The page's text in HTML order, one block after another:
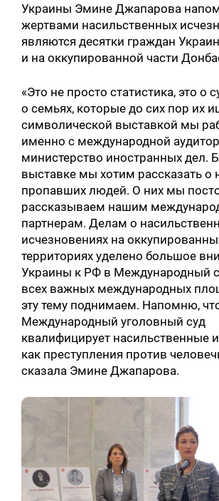
Украины Эмине Джапарова
жертвами насильственных
являются десятки граждан
и на оккупированной части
«Это не просто статистика, это о
о семьях, которые до сих пор их
символической выставкой мы
именно с международной
министерство иностранных дел.
выставке мы хотим рассказать о
пропавших людей. О них мы
рассказываем нашим
партнерам. Делам о
исчезновениях на
территориях уделено большое
Украины к РФ в Международный
всех важных международных
эту тему поднимаем. Напомню,
Международный уголовный суд
квалифицирует насильственные
как преступления против
сказала Эмине Джапарова.